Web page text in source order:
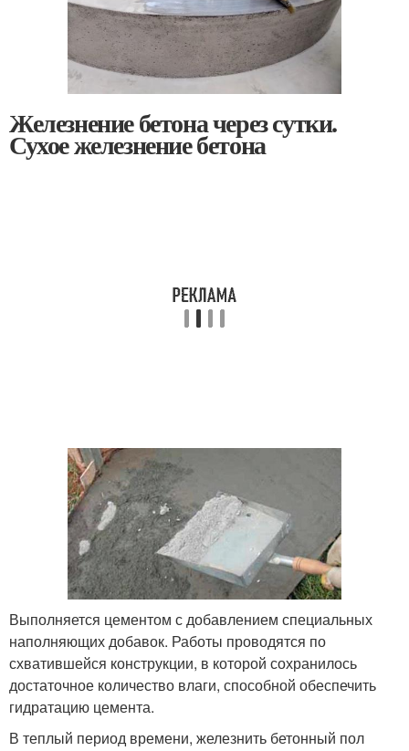
Железнение бетона через сутки.
Сухое железнение бетона
Выполняется цементом с добавлением специальных
наполняющих добавок. Работы проводятся по
схватившейся конструкции, в которой сохранилось
достаточное количество влаги, способной обеспечить
гидратацию цемента.
В теплый период времени, железнить бетонный пол